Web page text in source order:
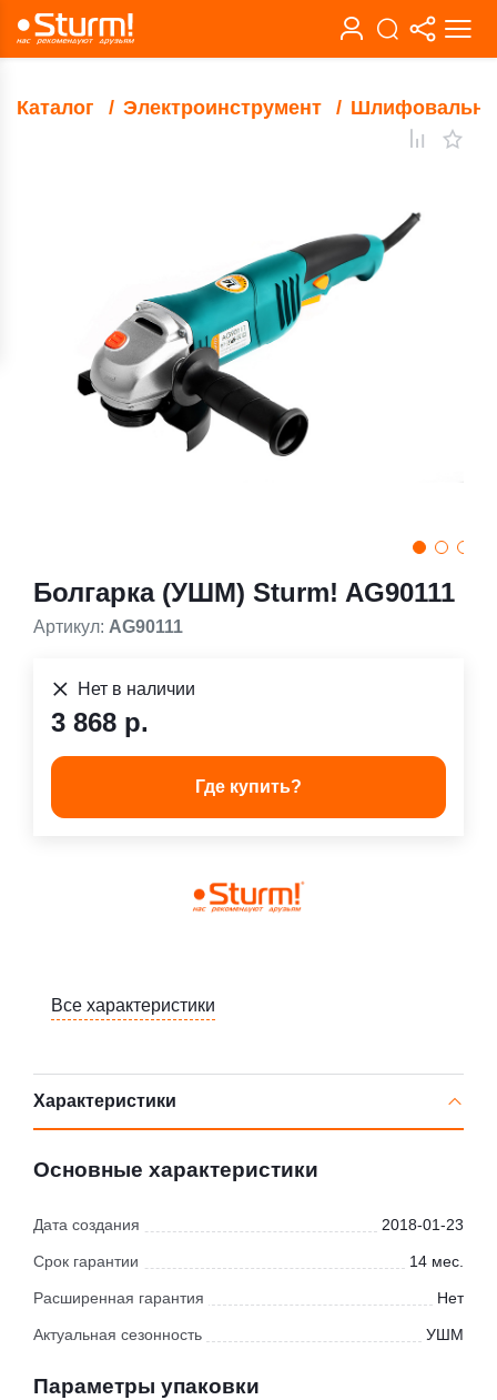
Каталог Электроинструмент
Болгарка (УШМ) Sturm! AG90111
Артикул: AG90111
Нет в наличии
3 868 р.
Где купить?
Все характеристики
Характеристики
Основные характеристики
Дата создания 2018-01-23
Срок гарантии 14 мес.
Расширенная гарантия Нет
Актуальная сезонность УШМ
Параметры упаковки